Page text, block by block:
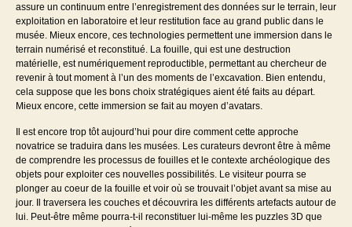
assure un continuum entre l’enregistrement des données sur le terrain, leur
exploitation en laboratoire et leur restitution face au grand public dans le
musée. Mieux encore, ces technologies permettent une immersion dans le
terrain numérisé et reconstitué. La fouille, qui est une destruction
matérielle, est numériquement reproductible, permettant au chercheur de
revenir à tout moment à l’un des moments de l’excavation. Bien entendu,
cela suppose que les bons choix stratégiques aient été faits au départ.
Mieux encore, cette immersion se fait au moyen d’avatars.
Il est encore trop tôt aujourd’hui pour dire comment cette approche
novatrice se traduira dans les musées. Les curateurs devront être à même
de comprendre les processus de fouilles et le contexte archéologique des
objets pour exploiter ces nouvelles possibilités. Le visiteur pourra se
plonger au coeur de la fouille et voir où se trouvait l’objet avant sa mise au
jour. Il traversera les couches et découvrira les différents artefacts autour de
lui. Peut-être même pourra-t-il reconstituer lui-même les puzzles 3D que